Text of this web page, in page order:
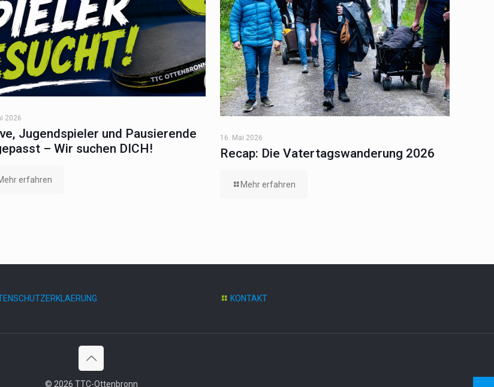
2026
Jugendspieler und Pausierende
– Wir suchen DICH!
erfahren
16. Mai 2026
Recap: Die Vatertagswanderung 2026
Mehr erfahren
KONTAKT
© 2026 TTC-Ottenbronn